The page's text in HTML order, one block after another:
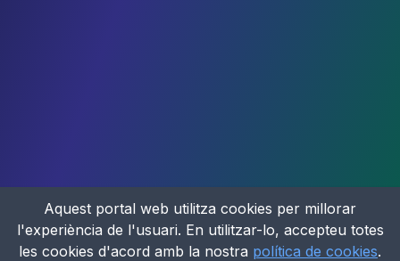
Aquest portal web utilitza cookies per millorar
l'experiència de l'usuari. En utilitzar-lo, accepteu totes
les cookies d'acord amb la nostra política de cookies.